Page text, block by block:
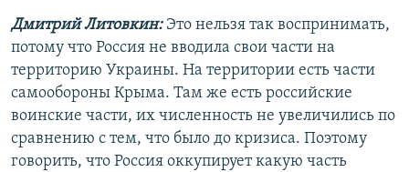
Дмитрий Литовкин:Это нельзя так воспринимать,
потому что Россия не вводила свои части на
территорию Украины. На территории есть части
самообороны Крыма. Там же есть российские
воинские части, их численность не увеличились по
сравнению с тем, что было до кризиса. Поэтому
говорить, что Россия оккупирует какую часть